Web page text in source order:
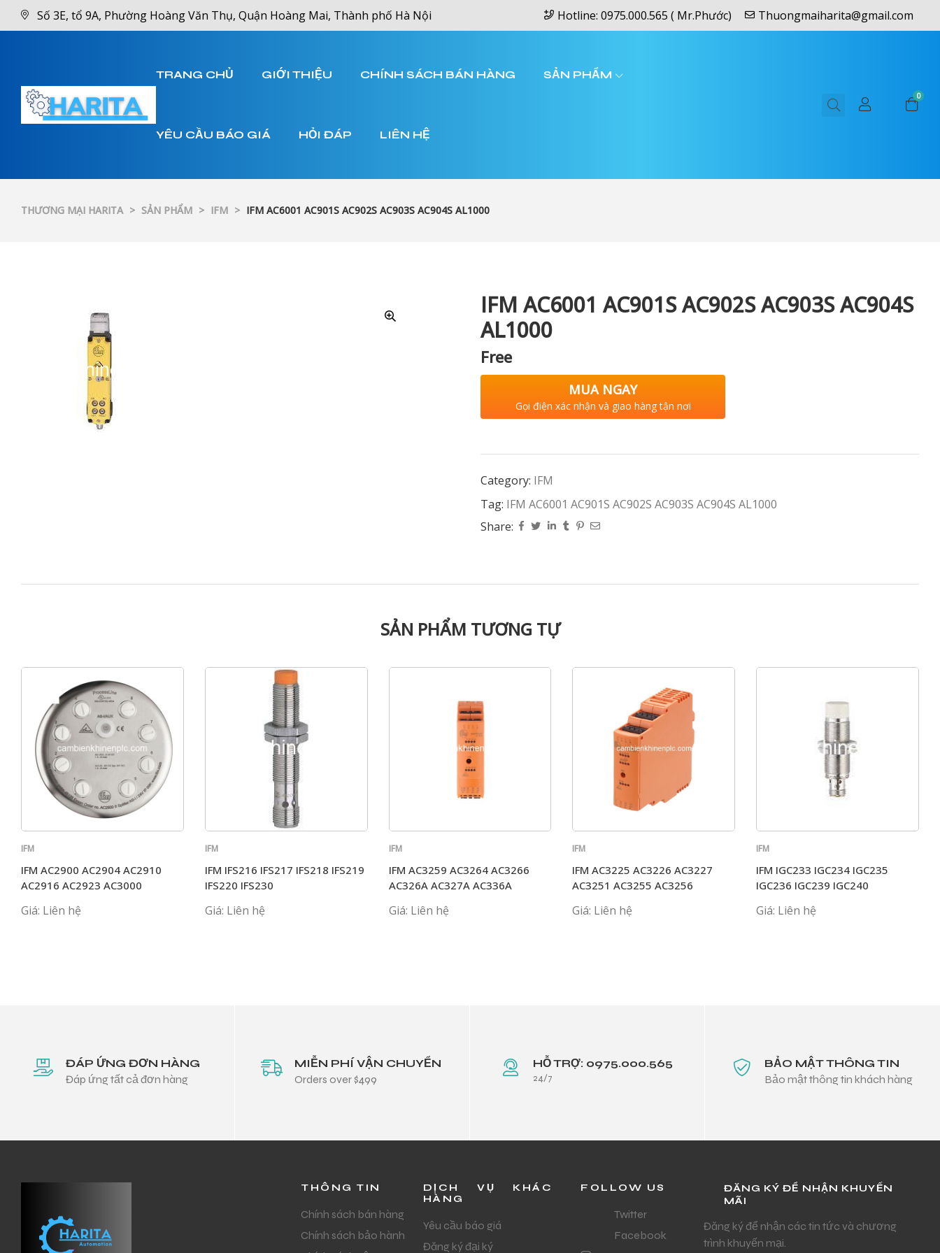
Số 3E, tổ 9A, Phường Hoàng Văn Thụ, Quận Hoàng Mai, Thành phố Hà Nội Hotline: 0975.000.565 ( Mr.Phước) Thuongmaiharita@gmail.com
TRANG CHỦ GIỚI THIỆU CHÍNH SÁCH BÁN HÀNG SẢN PHẨM
YÊU CẦU BÁO GIÁ HỎI ĐÁP LIÊN HỆ
0
THƯƠNG MẠI HARITA > SẢN PHẨM > IFM > IFM AC6001 AC901S AC902S AC903S AC904S AL1000
IFM AC6001 AC901S AC902S AC903S AC904S
AL1000
Free
MUA NGAY
Gọi điện xác nhận và giao hàng tận nơi
Category: IFM
Tag: IFM AC6001 AC901S AC902S AC903S AC904S AL1000
Share:
SẢN PHẨM TƯƠNG TỰ
IFM
IFM AC2900 AC2904 AC2910
AC2916 AC2923 AC3000
Giá: Liên hệ
IFM
IFM IFS216 IFS217 IFS218 IFS219
IFS220 IFS230
Giá: Liên hệ
IFM
IFM AC3259 AC3264 AC3266
AC326A AC327A AC336A
Giá: Liên hệ
IFM
IFM AC3225 AC3226 AC3227
AC3251 AC3255 AC3256
Giá: Liên hệ
IFM
IFM IGC233 IGC234 IGC235
IGC236 IGC239 IGC240
Giá: Liên hệ
ĐÁP ỨNG ĐƠN HÀNG
Đáp ứng tất cả đơn hàng
MIỄN PHÍ VẬN CHUYỂN
Orders over $499
HỖ TRỢ: 0975.000.565
24/7
BẢO MẬT THÔNG TIN
Bảo mật thông tin khách hàng
THÔNG TIN
Chính sách bán hàng
Chính sách bảo hành
DỊCH VỤ KHÁC
HÀNG
Yêu cầu báo giá
Đăng ký đại ký
FOLLOW US
Twitter
Facebook
ĐĂNG KÝ ĐỂ NHẬN KHUYẾN
MÃI
Đăng ký để nhận các tin tức và chương
trình khuyến mại.